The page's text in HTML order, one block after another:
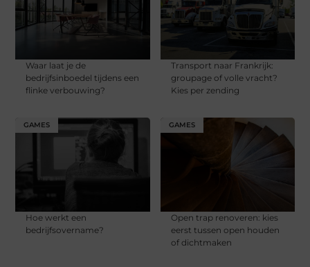
Waar laat je de
bedrijfsinboedel tijdens een
flinke verbouwing?
Transport naar Frankrijk:
groupage of volle vracht?
Kies per zending
GAMES
Hoe werkt een
bedrijfsovername?
GAMES
Open trap renoveren: kies
eerst tussen open houden
of dichtmaken